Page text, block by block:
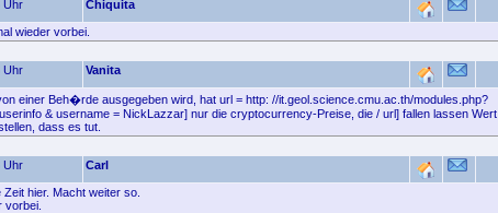
Uhr Chiquita
wieder vorbei.
Uhr Vanita
einer Beh�rde ausgegeben wird, hat url = http: //it.geol.science.cmu.ac.th/modules.php?
& username = NickLazzar] nur die cryptocurrency-Preise, die / url] fallen lassen Wert
dass es tut.
Uhr Carl
hier. Macht weiter so.
vorbei.